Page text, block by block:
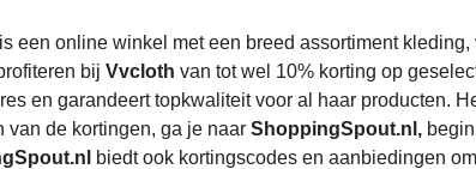
is een online winkel met een breed assortiment
bij Vvcloth van tot wel 10% korting op
en garandeert topkwaliteit voor al haar producten.
van de kortingen, ga je naar ShoppingSpout.nl,
biedt ook kortingscodes en aanbiedingen